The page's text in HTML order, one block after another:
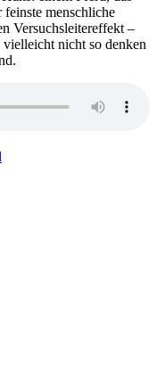
feinste menschliche
Versuchsleitereffekt –
nicht so denken